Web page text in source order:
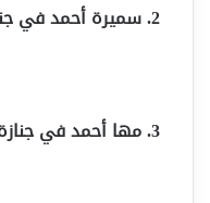
2. سميرة أحمد في جنازة نور الشريف
3. مها أحمد في جنازة والدها